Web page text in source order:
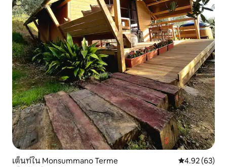
เต็นท์ใน Monsummano Terme คะแนนเฉลี่ย
4.92 (63)